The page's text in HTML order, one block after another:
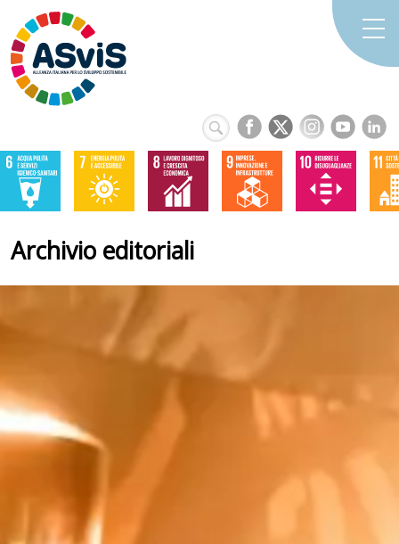
Archivio editoriali